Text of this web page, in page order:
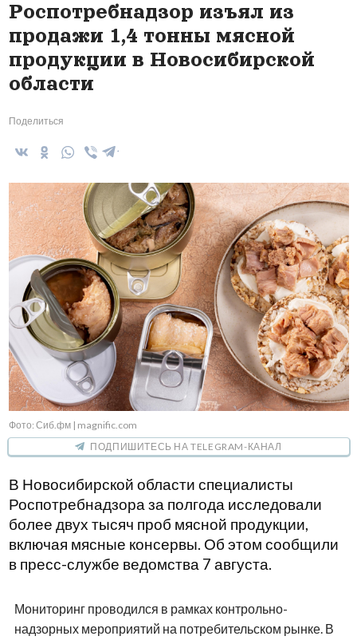
Роспотребнадзор изъял из
продажи 1,4 тонны мясной
продукции в Новосибирской
области
Поделиться
Фото: Сиб.фм | magnific.com
ПОДПИШИТЕСЬ НА TELEGRAM-КАНАЛ
В Новосибирской области специалисты
Роспотребнадзора за полгода исследовали
более двух тысяч проб мясной продукции,
включая мясные консервы. Об этом сообщили
в пресс-службе ведомства 7 августа.
Мониторинг проводился в рамках контрольно-
надзорных мероприятий на потребительском рынке. В